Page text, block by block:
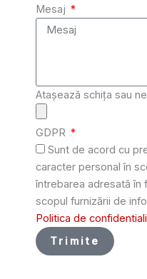
Mesaj
Atașează schița sau
GDPR
Sunt de acord cu
caracter personal în
întrebarea adresată în
scopul furnizării de
Politica de
Trimite